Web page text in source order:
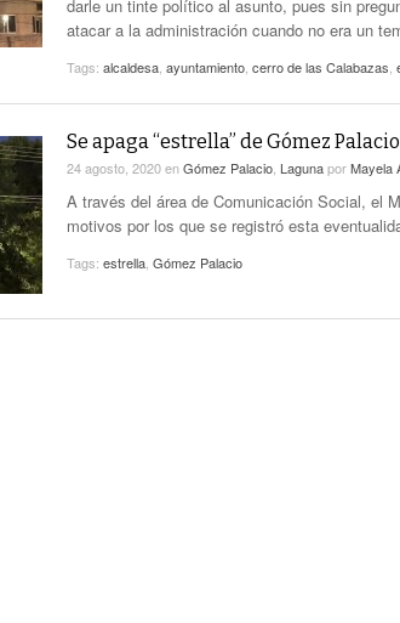
darle un tinte político al asunto, pues sin
atacar a la administración cuando no era un
Tags: alcaldesa ayuntamiento cerro de las Calabazas
Se apaga “estrella” de Gómez Palacio
24 agosto, 2020enGómez Palacio LagunaporMayela
A través del área de Comunicación Social, el
motivos por los que se registró esta
Tags: estrella Gómez Palacio